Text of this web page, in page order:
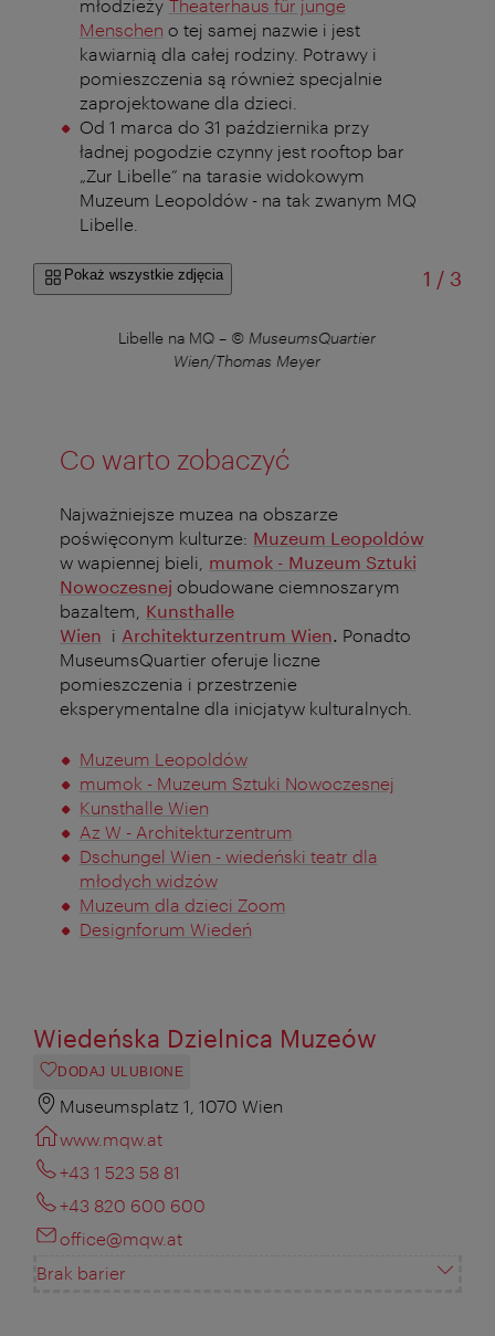
młodzieży Theaterhaus für junge
Menschen o tej samej nazwie i jest
kawiarnią dla całej rodziny. Potrawy i
pomieszczenia są również specjalnie
zaprojektowane dla dzieci.
Od 1 marca do 31 października przy
ładnej pogodzie czynny jest rooftop bar
„Zur Libelle” na tarasie widokowym
Muzeum Leopoldów - na tak zwanym MQ
Libelle.
Pokaż wszystkie zdjęcia 1 /od
3
Libelle na MQ – © MuseumsQuartier
Wien/Thomas Meyer
Co warto zobaczyć
Najważniejsze muzea na obszarze
poświęconym kulturze: Muzeum Leopoldów
w wapiennej bieli, mumok - Muzeum Sztuki
Nowoczesnej obudowane ciemnoszarym
bazaltem, Kunsthalle
Wien i Architekturzentrum Wien. Ponadto
MuseumsQuartier oferuje liczne
pomieszczenia i przestrzenie
eksperymentalne dla inicjatyw kulturalnych.
Muzeum Leopoldów
mumok - Muzeum Sztuki Nowoczesnej
Kunsthalle Wien
Az W - Architekturzentrum
Dschungel Wien - wiedeński teatr dla
młodych widzów
Muzeum dla dzieci Zoom
Designforum Wiedeń
Wiedeńska Dzielnica Muzeów
DODAJ ULUBIONE
Museumsplatz 1, 1070 Wien
www.mqw.at
+43 1 523 58 81
+43 820 600 600
office@mqw.at
Brak barier